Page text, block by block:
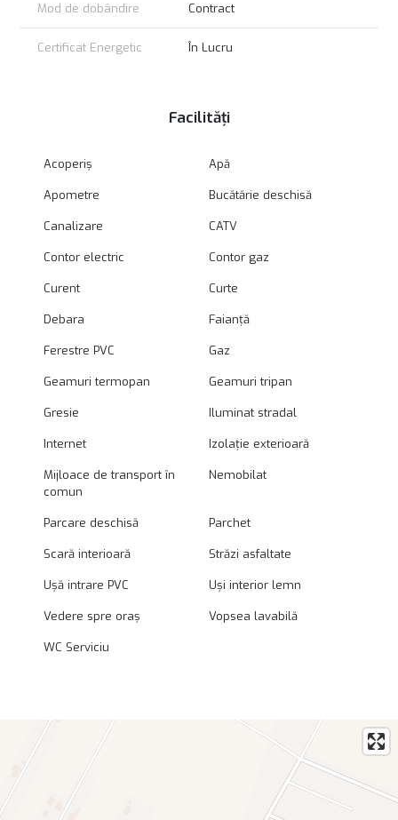
Mod de dobândire Contract
Certificat Energetic În Lucru
Facilități
Acoperiș Apă
Apometre Bucătărie deschisă
Canalizare CATV
Contor electric Contor gaz
Curent Curte
Debara Faianță
Ferestre PVC Gaz
Geamuri termopan Geamuri tripan
Gresie Iluminat stradal
Internet Izolație exterioară
Mijloace de transport în
comun
Nemobilat
Parcare deschisă Parchet
Scară interioară Străzi asfaltate
Ușă intrare PVC Uși interior lemn
Vedere spre oraș Vopsea lavabilă
WC Serviciu